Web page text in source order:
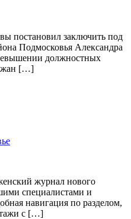
постановил заключить под
Подмосковья Александра
должностных
[…]
журнал нового
специалистами и
навигация по разделом,
с […]